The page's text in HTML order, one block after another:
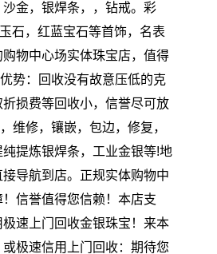
金，银焊条，，钻戒。彩
石，红蓝宝石等首饰，名表
物中心场实体珠宝店，值得
势：回收没有故意压低的克
损费等回收小，信誉尽可放
维修，镶嵌，包边，修复，
提炼银焊条，工业金银等!地
导航到店。正规实体购物中
信誉值得您信赖！本店支
速上门回收金银珠宝！来本
极速信用上门回收：期待您